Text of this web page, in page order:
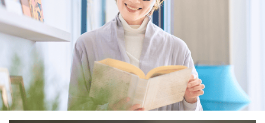
開示等のご請求に対応させていただきます。
なお、6、7については、パートナー（提携企業）様又は
各SNS運営会社様にご請求いただきますようお願い致し
３．個人情報の第三者提供について
当社は、取得した個人情報を適切に管理し､あらかじめ
本人の同意を得ることなく第三者に提供することはあり
ません。ただし、次の場合は除きます。